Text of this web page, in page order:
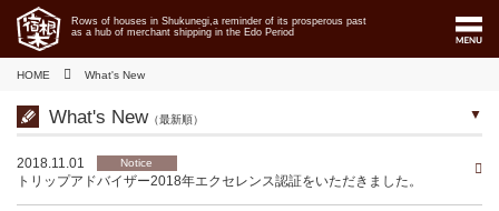
Rows of houses in Shukunegi,a reminder of its prosperous past
as a hub of merchant shipping in the Edo Period
HOME What's New
What's New（最新順）
2018.11.01 Notice
トリップアドバイザー2018年エクセレンス認証をいただきました。